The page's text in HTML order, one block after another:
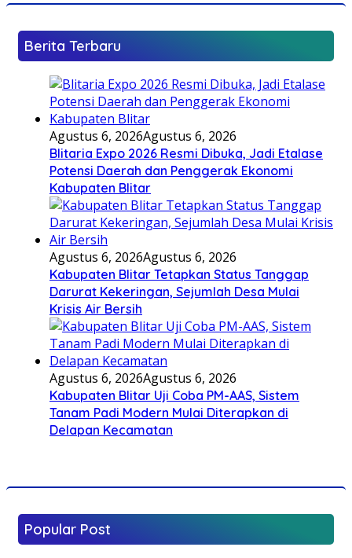
Berita Terbaru
Agustus 6, 2026Agustus 6, 2026
Blitaria Expo 2026 Resmi Dibuka, Jadi Etalase
Potensi Daerah dan Penggerak Ekonomi
Kabupaten Blitar
Agustus 6, 2026Agustus 6, 2026
Kabupaten Blitar Tetapkan Status Tanggap
Darurat Kekeringan, Sejumlah Desa Mulai
Krisis Air Bersih
Agustus 6, 2026Agustus 6, 2026
Kabupaten Blitar Uji Coba PM-AAS, Sistem
Tanam Padi Modern Mulai Diterapkan di
Delapan Kecamatan
Popular Post